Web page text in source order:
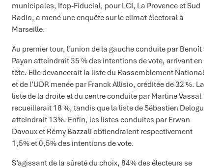
municipales, Ifop-Fiducial, pour LCI, La Provence et Sud
Radio, a mené une enquête sur le climat électoral à
Marseille.
Au premier tour, l’union de la gauche conduite par Benoît
Payan atteindrait 35 % des intentions de vote, arrivant en
tête. Elle devancerait la liste du Rassemblement National
et de l’UDR menée par Franck Allisio, créditée de 32 %. La
liste de la droite et du centre conduite par Martine Vassal
recueillerait 18 %, tandis que la liste de Sébastien Delogu
atteindrait 13%. Enfin, les listes conduites par Erwan
Davoux et Rémy Bazzali obtiendraient respectivement
1,5% et 0,5% des intentions de vote.
S’agissant de la sûreté du choix, 84% des électeurs se